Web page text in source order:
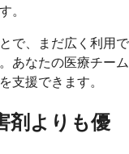
。
で、まだ広く利用で
あなたの医療チーム
支援できます。
剤よりも優